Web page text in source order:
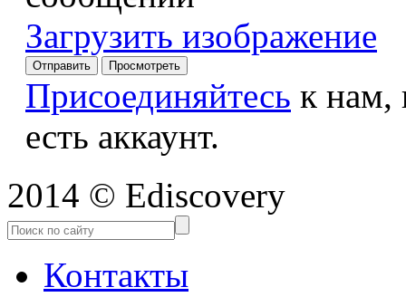
Загрузить изображение
Присоединяйтесь к
есть аккаунт.
2014 © Ediscovery
Контакты